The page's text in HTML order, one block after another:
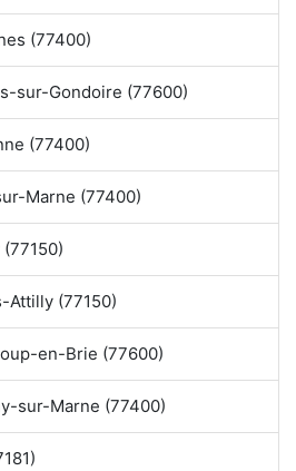
(77400)
sur-Gondoire (77600)
(77400)
Marne (77400)
Attilly (77150)
en-Brie (77600)
sur-Marne (77400)